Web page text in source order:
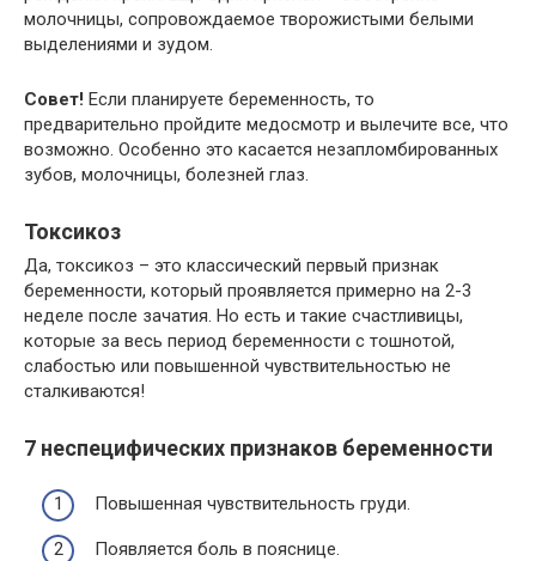
молочницы, сопровождаемое творожистыми белыми
выделениями и зудом.
Совет! Если планируете беременность, то
предварительно пройдите медосмотр и вылечите все, что
возможно. Особенно это касается незапломбированных
зубов, молочницы, болезней глаз.
Токсикоз
Да, токсикоз – это классический первый признак
беременности, который проявляется примерно на 2-3
неделе после зачатия. Но есть и такие счастливицы,
которые за весь период беременности с тошнотой,
слабостью или повышенной чувствительностью не
сталкиваются!
7 неспецифических признаков беременности
Повышенная чувствительность груди.
Появляется боль в пояснице.